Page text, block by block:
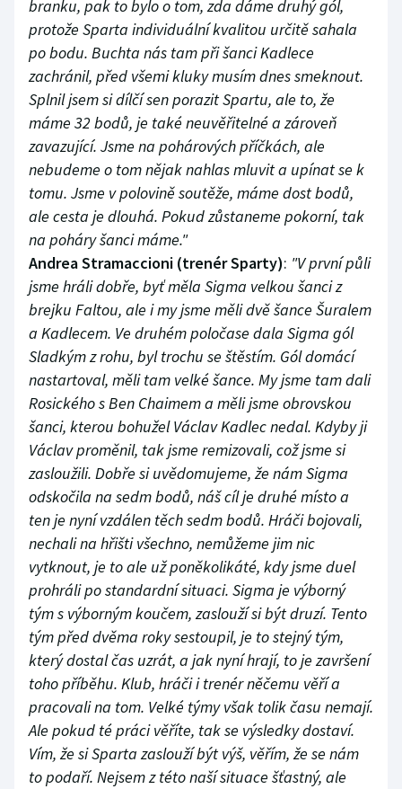
branku, pak to bylo o tom, zda dáme druhý gól,
protože Sparta individuální kvalitou určitě sahala
po bodu. Buchta nás tam při šanci Kadlece
zachránil, před všemi kluky musím dnes smeknout.
Splnil jsem si dílčí sen porazit Spartu, ale to, že
máme 32 bodů, je také neuvěřitelné a zároveň
zavazující. Jsme na pohárových příčkách, ale
nebudeme o tom nějak nahlas mluvit a upínat se k
tomu. Jsme v polovině soutěže, máme dost bodů,
ale cesta je dlouhá. Pokud zůstaneme pokorní, tak
na poháry šanci máme."
Andrea Stramaccioni (trenér Sparty): "V první půli
jsme hráli dobře, byť měla Sigma velkou šanci z
brejku Faltou, ale i my jsme měli dvě šance Šuralem
a Kadlecem. Ve druhém poločase dala Sigma gól
Sladkým z rohu, byl trochu se štěstím. Gól domácí
nastartoval, měli tam velké šance. My jsme tam dali
Rosického s Ben Chaimem a měli jsme obrovskou
šanci, kterou bohužel Václav Kadlec nedal. Kdyby ji
Václav proměnil, tak jsme remizovali, což jsme si
zasloužili. Dobře si uvědomujeme, že nám Sigma
odskočila na sedm bodů, náš cíl je druhé místo a
ten je nyní vzdálen těch sedm bodů. Hráči bojovali,
nechali na hřišti všechno, nemůžeme jim nic
vytknout, je to ale už poněkolikáté, kdy jsme duel
prohráli po standardní situaci. Sigma je výborný
tým s výborným koučem, zaslouží si být druzí. Tento
tým před dvěma roky sestoupil, je to stejný tým,
který dostal čas uzrát, a jak nyní hrají, to je završení
toho příběhu. Klub, hráči i trenér něčemu věří a
pracovali na tom. Velké týmy však tolik času nemají.
Ale pokud té práci věříte, tak se výsledky dostaví.
Vím, že si Sparta zaslouží být výš, věřím, že se nám
to podaří. Nejsem z této naší situace šťastný, ale